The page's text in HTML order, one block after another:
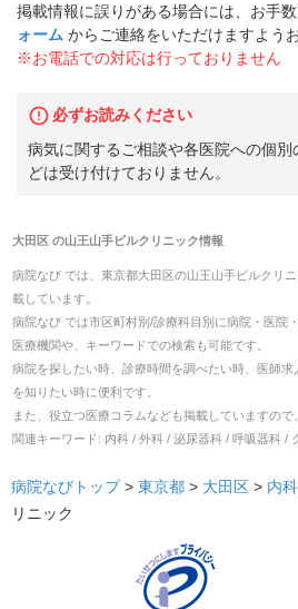
掲載情報に誤りがある場合には、お手数
ォーム からご連絡をいただけますよう
※お電話での対応は行っておりません
必ずお読みください
病気に関するご相談や各医院への個
どは受け付けておりません。
大田区の山王山手ビルクリニック情報
病院なび では、 東京都大田区の山王山手ビルクリニ
載しています。
病院なび では市区町村別/診療科目別に病院・医院
医療機関や、キーワードでの検索も可能です。
病院を探したい時、診療時間を調べたい時、医師
を知りたい時に便利です。
また、役立つ医療コラムなども掲載していますので
関連キーワード: 内科 / 外科 / 泌尿器科 / 呼吸器科 /
病院なびトップ > 東京都 > 大田区 > 内科
リニック